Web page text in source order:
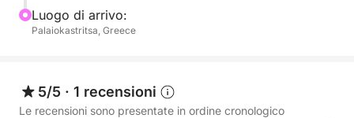
Luogo di arrivo:
Palaiokastritsa, Greece
5/5 · 1 recensioni
Le recensioni sono presentate in ordine cronologico